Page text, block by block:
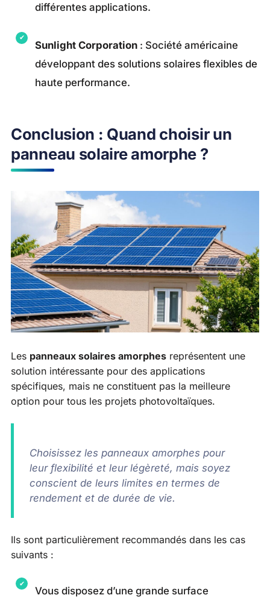
différentes applications.
Sunlight Corporation : Société américaine
développant des solutions solaires flexibles de
haute performance.
Conclusion : Quand choisir un
panneau solaire amorphe ?
Les panneaux solaires amorphes représentent une
solution intéressante pour des applications
spécifiques, mais ne constituent pas la meilleure
option pour tous les projets photovoltaïques.
Choisissez les panneaux amorphes pour
leur flexibilité et leur légèreté, mais soyez
conscient de leurs limites en termes de
rendement et de durée de vie.
Ils sont particulièrement recommandés dans les cas
suivants :
Vous disposez d’une grande surface